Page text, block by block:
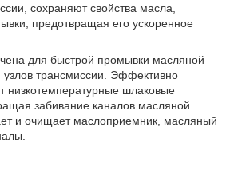
сохраняют свойства масла,
предотвращая его ускоренное
для быстрой промывки масляной
узлов трансмиссии. Эффективно
низкотемпературные шлаковые
забивание каналов масляной
и очищает маслоприемник, масляный